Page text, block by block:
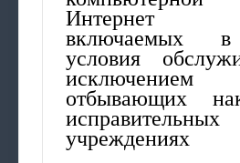
Интернет
включаемых в
условия
исключением
отбывающих
исправительных
учреждениях